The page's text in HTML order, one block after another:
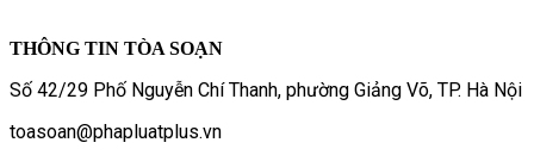
THÔNG TIN TÒA SOẠN
Số 42/29 Phố Nguyễn Chí Thanh, phường Giảng Võ, TP. Hà Nội
toasoan@phapluatplus.vn